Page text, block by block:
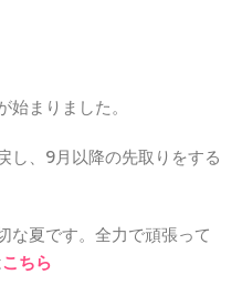
まりました。
し、9月以降の先取りをする
な夏です。全力で頑張って
こちら